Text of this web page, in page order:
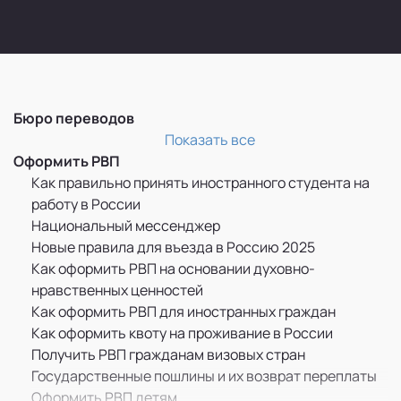
Бюро переводов
Перевод и легализация документов
Показать все
Оформить РВП
Как правильно принять иностранного студента на
работу в России
Национальный мессенджер
Новые правила для въезда в Россию 2025
Как оформить РВП на основании духовно-
нравственных ценностей
Как оформить РВП для иностранных граждан
Как оформить квоту на проживание в России
Получить РВП гражданам визовых стран
Государственные пошлины и их возврат переплаты